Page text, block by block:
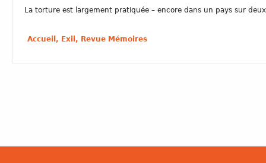
La torture est largement pratiquée – encore dans un pays sur
Accueil, Exil, Revue Mémoires